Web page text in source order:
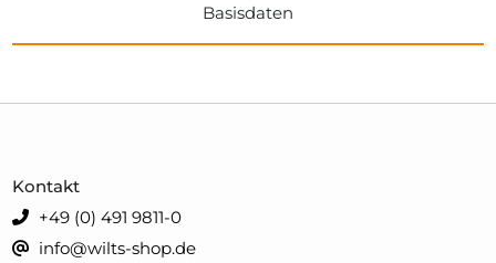
Basisdaten
Kontakt
+49 (0) 491 9811-0
info@wilts-shop.de